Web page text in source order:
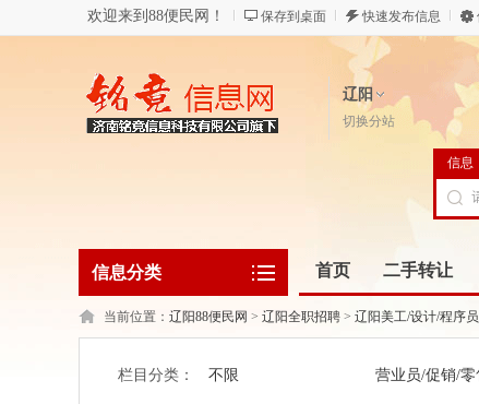
欢迎来到88便民网！ 保存到桌面 快速发布信息
辽阳
切换分站
信息
信息分类 首页 二手转让
当前位置： 辽阳88便民网 > 辽阳全职招聘 > 辽阳美工/设计/程序员
栏目分类： 不限 营业员/促销/零